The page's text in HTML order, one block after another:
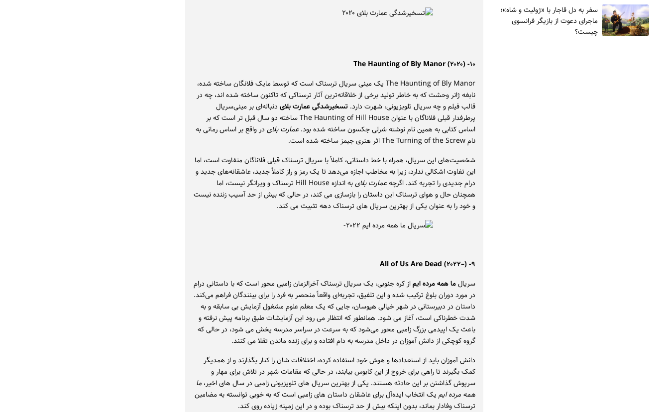
۱۰- The Haunting of Bly Manor (۲۰۲۰)
The Haunting of Bly Manor یک مینی سریال ترسناک است که توسط مایک فلانگان ساخته شده،
نابغه ژانر وحشت که به خاطر تولید برخی از خلاقانه‌ترین آثار ترسناکی که تاکنون ساخته شده اند، چه در
قالب فیلم و چه سریال تلویزیونی، شهرت دارد. تسخیرشدگی عمارت بلایدنباله‌ای بر مینی‌سریال
پرطرفدار قبلی فلاناگان با عنوان The Haunting of Hill House ساخته دو سال قبل تر است که بر
اساس کتابی به همین نام نوشته شرلی جکسون ساخته شده بود. عمارت بلایدر واقع بر اساس رمانی به
نام The Turning of the Screw اثر هنری جیمز ساخته شده است.
شخصیت‌های این سریال، همراه با خط داستانی، کاملاً با سریال ترسناک قبلی فلاناگان متفاوت است، اما
این تفاوت اشکالی ندارد، زیرا به مخاطب اجازه می‌دهد تا یک رمز و راز کاملاً جدید، عاشقانه‌های جدید و
درام جدیدی را تجربه کند. اگرچهعمارت بلای
به اندازه Hill House ترسناک و ویرانگر نیست، اما
همچنان حال و هوای ترسناک این داستان را بازسازی می کند، در حالی که بیش از حد آسیب زننده نیست
و خود را به عنوان یکی از بهترین سریال های ترسناک دهه تثبیت می کند.
۹- All of Us Are Dead (۲۰۲۲–)
سریالما همه مرده ایماز کره جنوبی، یک سریال ترسناک آخرالزمان زامبی محور است که با داستانی درام
در مورد دوران بلوغ ترکیب شده و این تلفیق، تجربه‌ای واقعاً منحصر به فرد را برای بینندگان فراهم می‌کند.
داستان در دبیرستانی در شهر خیالی هیوسان، جایی که یک معلم علوم مشغول آزمایش بی سابقه و به
شدت خطرناکی است، آغاز می شود. همانطور که انتظار می رود این آزمایشات طبق برنامه پیش نرفته و
باعث یک اپیدمی بزرگ زامبی محور می‌شود که به سرعت در سراسر مدرسه پخش می شود، در حالی که
گروه کوچکی از دانش آموزان در داخل مدرسه به دام افتاده و برای زنده ماندن تقلا می کنند.
دانش آموزان باید از استعدادها و هوش خود استفاده کرده، اختلافات شان را کنار بگذارند و از همدیگر
کمک بگیرند تا راهی برای خروج از این کابوس بیابند، در حالی که مقامات شهر در تلاش برای مهار و
سرپوش گذاشتن بر این حادثه هستند. یکی از بهترین سریال های تلویزیونی زامبی در سال های اخیر، ما
همه مرده ایمیک انتخاب ایده‌آل برای عاشقان داستان های زامبی است که به خوبی توانسته به مضامین
ترسناک وفادار بماند، بدون اینکه بیش از حد ترسناک بوده و در این زمینه زیاده روی کند.
سفر به دل قاجار با «ژولیت و شاه»؛
ماجرای دعوت از ‌بازیگر فرانسوی
چیست؟